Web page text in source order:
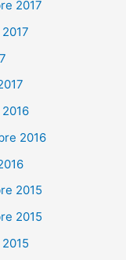
2017
2016
2015
2015